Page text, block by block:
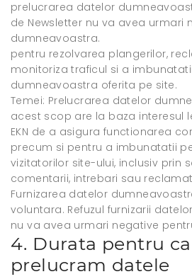
prelucrarea datelor
de Newsletter nu va avea urmari
dumneavoastra.
pentru rezolvarea plangerilor,
monitoriza traficul si a
dumneavoastra oferita pe site.
Temei: Prelucrarea datelor
acest scop are la baza interesul
EKN de a asigura functionarea
precum si pentru a imbunatatii
vizitatorilor site-ului, inclusiv prin
comentarii, intrebari sau
Furnizarea datelor
voluntara. Refuzul furnizarii
nu va avea urmari negative
4. Durata pentru
prelucram datele